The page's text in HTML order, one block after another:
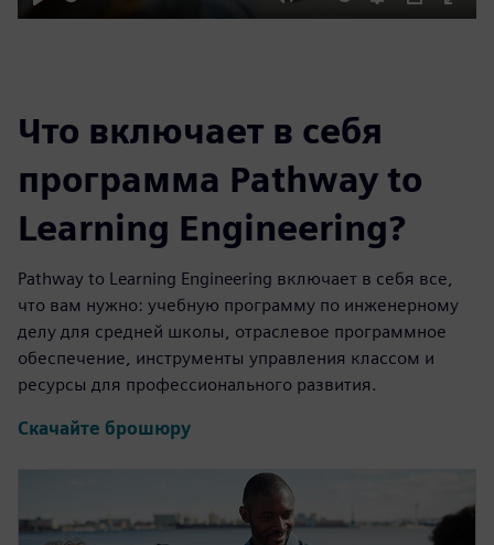
Play Mute Settings
PIP
Enter
Что включает в себя
программа Pathway to
Learning Engineering?
Pathway to Learning Engineering включает в себя все,
что вам нужно: учебную программу по инженерному
делу для средней школы, отраслевое программное
обеспечение, инструменты управления классом и
ресурсы для профессионального развития.
Скачайте брошюру